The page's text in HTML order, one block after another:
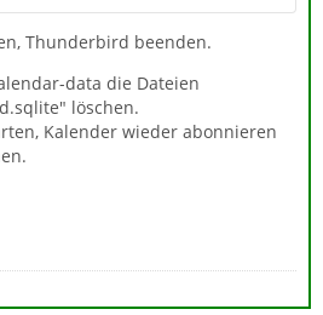
Thunderbird beenden.
data die Dateien
löschen.
Kalender wieder abonnieren